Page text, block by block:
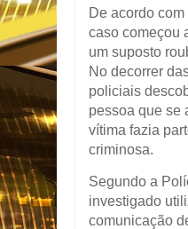
De acordo
caso começou
um suposto
No decorrer
policiais
pessoa que se
vítima fazia
criminosa.
Segundo a
investigado
comunicação